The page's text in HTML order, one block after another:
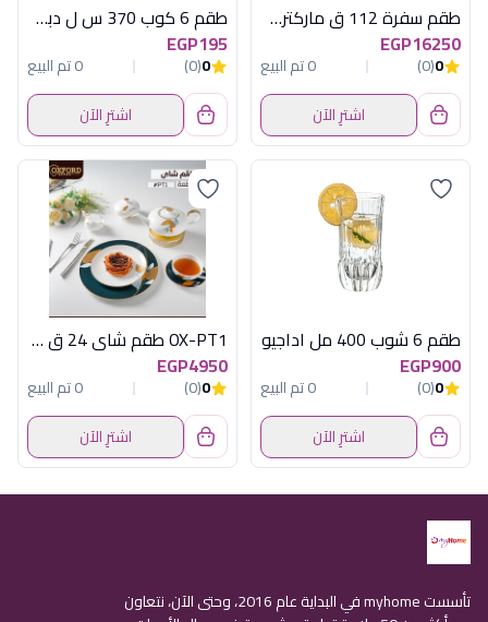
طقم سفرة 112 ق ماركتري ميرال كنار بلاتين
EGP16250
0
(0)
0 تم البيع
اشترِ الآن
طقم 6 كوب 370 س ل دبل اكوا اولد فاشون
EGP195
0
(0)
0 تم البيع
اشترِ الآن
طقم 6 شوب 400 مل اداجيو
EGP900
0
(0)
0 تم البيع
اشترِ الآن
OX-PT1 طقم شاى 24 ق موف*ذهبى اكسفورد
EGP4950
0
(0)
0 تم البيع
اشترِ الآن
تأسست myhome في البداية عام 2016، وحتى الآن، نتعاون